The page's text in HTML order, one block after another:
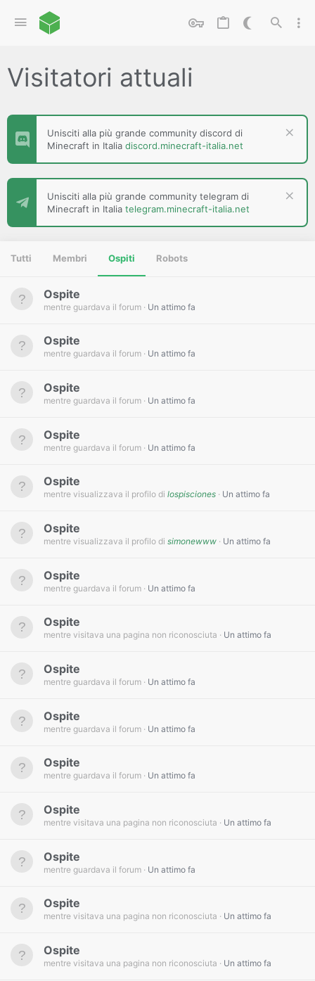
Visitatori attuali
Unisciti alla più grande community discord di
Minecraft in Italia discord.minecraft-italia.net
Unisciti alla più grande community telegram di
Minecraft in Italia telegram.minecraft-italia.net
Tutti Membri Ospiti Robots
Ospite
mentre guardava il forum Un attimo fa
Ospite
mentre guardava il forum Un attimo fa
Ospite
mentre guardava il forum Un attimo fa
Ospite
mentre guardava il forum Un attimo fa
Ospite
mentre visualizzava il profilo di lospisciones Un attimo fa
Ospite
mentre visualizzava il profilo di simonewww Un attimo fa
Ospite
mentre guardava il forum Un attimo fa
Ospite
mentre visitava una pagina non riconosciuta Un attimo fa
Ospite
mentre guardava il forum Un attimo fa
Ospite
mentre guardava il forum Un attimo fa
Ospite
mentre guardava il forum Un attimo fa
Ospite
mentre visitava una pagina non riconosciuta Un attimo fa
Ospite
mentre guardava il forum Un attimo fa
Ospite
mentre visitava una pagina non riconosciuta Un attimo fa
Ospite
mentre visitava una pagina non riconosciuta Un attimo fa